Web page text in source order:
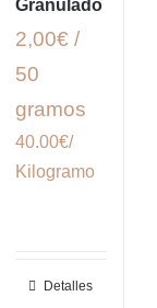
Granulado
2,00€ /
50
gramos
40.00€/
Kilogramo
Detalles